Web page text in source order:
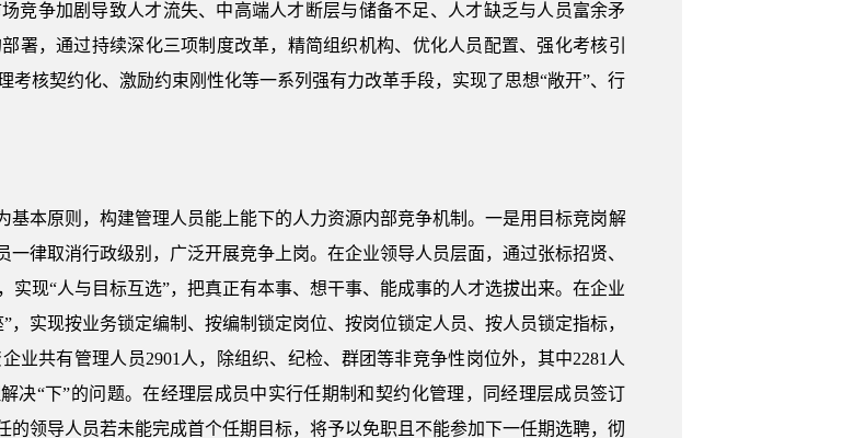
竞争加剧导致人才流失、中高端人才断层与储备不足、人才缺乏与人员富余矛
署，通过持续深化三项制度改革，精简组织机构、优化人员配置、强化考核引
核契约化、激励约束刚性化等一系列强有力改革手段，实现了思想“敞开”、行
基本原则，构建管理人员能上能下的人力资源内部竞争机制。一是用目标竞岗解
律取消行政级别，广泛开展竞争上岗。在企业领导人员层面，通过张标招贤、
实现“人与目标互选”，把真正有本事、想干事、能成事的人才选拔出来。在企业
实现按业务锁定编制、按编制锁定岗位、按岗位锁定人员、按人员锁定指标，
业共有管理人员2901人，除组织、纪检、群团等非竞争性岗位外，其中2281人
决“下”的问题。在经理层成员中实行任期制和契约化管理，同经理层成员签订
的领导人员若未能完成首个任期目标，将予以免职且不能参加下一任期选聘，彻